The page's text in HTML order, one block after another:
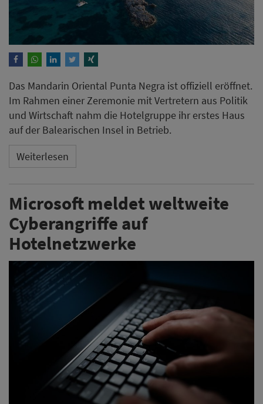
Das Mandarin Oriental Punta Negra ist offiziell eröffnet.
Im Rahmen einer Zeremonie mit Vertretern aus Politik
und Wirtschaft nahm die Hotelgruppe ihr erstes Haus
auf der Balearischen Insel in Betrieb.
Weiterlesen
Microsoft meldet weltweite
Cyberangriffe auf
Hotelnetzwerke